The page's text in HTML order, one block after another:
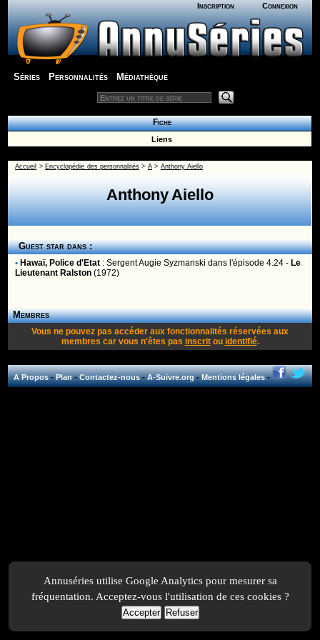
Inscription Connexion
Séries Personnalités Médiathèque
Fiche
Liens
Accueil > Encyclopédie des personnalités > A> Anthony Aiello
Anthony Aiello
Guest star dans :
• Hawaï, Police d'Etat :Sergent Augie Syzmanski dans l'épisode 4.24 - Le
Lieutenant Ralston (1972)
Membres
Vous ne pouvez pas accéder aux fonctionnalités réservées aux
membres car vous n'êtes pas inscritou identifié.
A Propos-Plan-Contactez-nous-A-Suivre.org-Mentions légales-
Annuséries utilise Google Analytics pour mesurer sa
fréquentation. Acceptez-vous l'utilisation de ces cookies ?
Accepter Refuser